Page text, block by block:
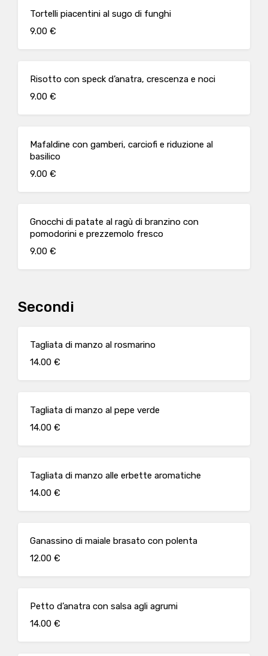
Tortelli piacentini al sugo di funghi
9.00 €
Risotto con speck d’anatra, crescenza e noci
9.00 €
Mafaldine con gamberi, carciofi e riduzione al
basilico
9.00 €
Gnocchi di patate al ragù di branzino con
pomodorini e prezzemolo fresco
9.00 €
Secondi
Tagliata di manzo al rosmarino
14.00 €
Tagliata di manzo al pepe verde
14.00 €
Tagliata di manzo alle erbette aromatiche
14.00 €
Ganassino di maiale brasato con polenta
12.00 €
Petto d’anatra con salsa agli agrumi
14.00 €